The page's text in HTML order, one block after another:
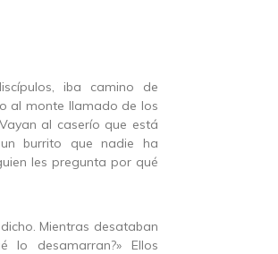
iba camino de
al monte llamado de los
al caserío que está
burrito que nadie ha
les pregunta por qué
Mientras desataban
lo desamarran?» Ellos